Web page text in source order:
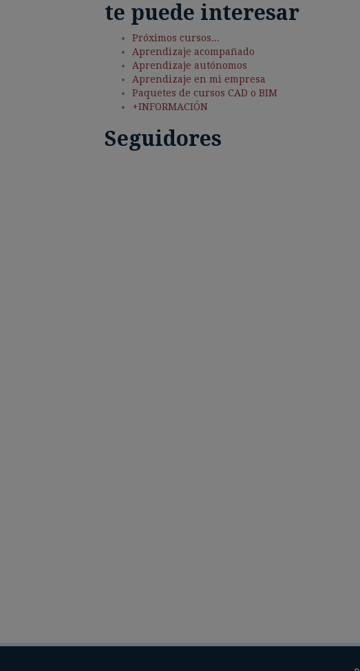
te puede interesar
Próximos cursos...
Aprendizaje acompañado
Aprendizaje autónomos
Aprendizaje en mi empresa
Paquetes de cursos CAD o BIM
+INFORMACIÓN
Seguidores